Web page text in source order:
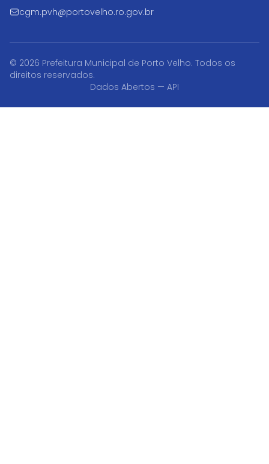
cgm.pvh@portovelho.ro.gov.br
© 2026 Prefeitura Municipal de Porto Velho. Todos os
direitos reservados.
Dados Abertos — API